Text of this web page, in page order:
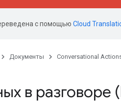
с помощью Cloud
Документы
Conversational
в разговоре